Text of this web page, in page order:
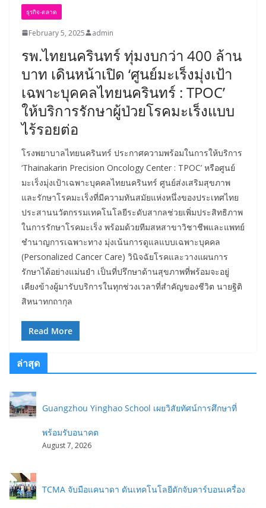
ธุรกิจ-ตลาด
February 5, 2025 admin
รพ.ไทยนครินทร์ ทุ่มงบกว่า 400 ล้าน
บาท เดินหน้าเปิด ‘ศูนย์มะเร็งมุ่งเป้า
เฉพาะบุคคลไทยนครินทร์ : TPOC’
ให้บริการรักษาผู้ป่วยโรคมะเร็งแบบ
ไร้รอยต่อ
โรงพยาบาลไทยนครินทร์ ประกาศความพร้อมในการให้บริการ
‘Thainakarin Precision Oncology Center : TPOC’ หรือศูนย์
มะเร็งมุ่งเป้าเฉพาะบุคคลไทยนครินทร์ ศูนย์ส่งเสริมสุขภาพ
และรักษาโรคมะเร็งที่มีความทันสมัยแห่งหนึ่งของประเทศไทย
ประสานนวัตกรรมเทคโนโลยีระดับสากลช่วยเพิ่มประสิทธิภาพ
ในการรักษาโรคมะเร็ง พร้อมด้วยทีมสหสาขาวิชาชีพและแพทย์
ชำนาญการเฉพาะทาง มุ่งเน้นการดูแลแบบเฉพาะบุคคล
(Personalized Cancer Care) วินิจฉัยโรคและวางแผนการ
รักษาได้อย่างแม่นยำ เป็นที่ปรึกษาด้านสุขภาพที่พร้อมจะอยู่
เคียงข้างผู้มารับบริการในทุกช่วงเวลาที่สำคัญของชีวิต นายฐิติ
สิหนาทกถากุล
Read More
ล่าสุด
Guangzhou Yinghao School เผยวิสัยทัศน์การศึกษาที่
พร้อมรับอนาคต
August 7, 2026
TCMA จับมือแคนาดา ดันเทคโนโลยีดักจับคาร์บอนเครื่อง